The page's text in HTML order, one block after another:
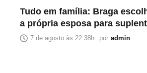
Tudo em família: Braga
a própria esposa para
e coloca confiança acima da
7 de agosto às 22:38h por admin